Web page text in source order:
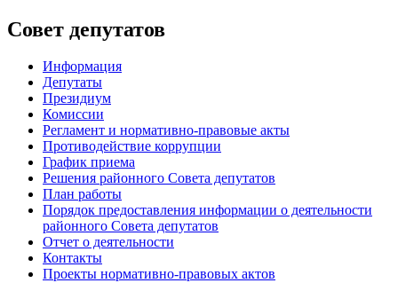
Совет депутатов
Информация
Депутаты
Президиум
Комиссии
Регламент и нормативно-правовые акты
Противодействие коррупции
График приема
Решения районного Совета депутатов
План работы
Порядок предоставления информации о деятельности
районного Совета депутатов
Отчет о деятельности
Контакты
Проекты нормативно-правовых актов